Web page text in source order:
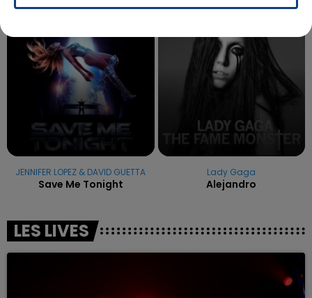
JENNIFER LOPEZ & DAVID GUETTA
Save Me Tonight
Lady Gaga
Alejandro
LES LIVES